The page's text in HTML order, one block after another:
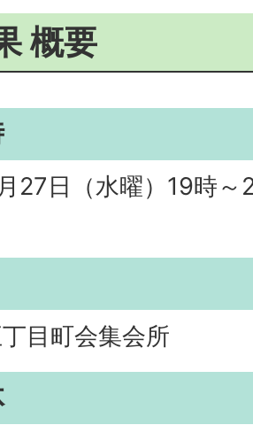
概要
27日（水曜）19時～
目町会集会所